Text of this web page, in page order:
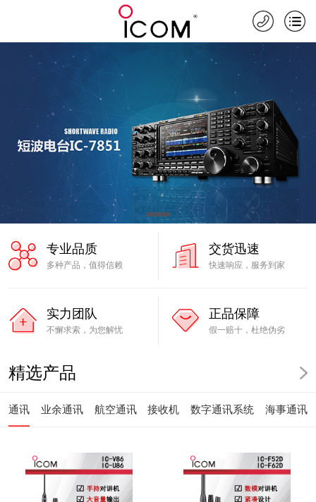
专业品质
多种产品，值得信赖
交货迅速
快速响应，服务到家
实力团队
不懈求索，为您解忧
正品保障
假一赔十，杜绝伪劣
精选产品
通讯 业余通讯 航空通讯 接收机 数字通讯系统 海事通讯